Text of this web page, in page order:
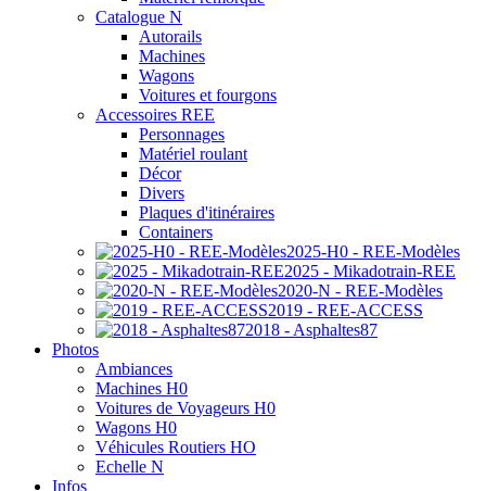
Catalogue N
Autorails
Machines
Wagons
Voitures et fourgons
Accessoires REE
Personnages
Matériel roulant
Décor
Divers
Plaques d'itinéraires
Containers
2025-H0 - REE-Modèles
2025 - Mikadotrain-REE
2020-N - REE-Modèles
2019 - REE-ACCESS
2018 - Asphaltes87
Photos
Ambiances
Machines H0
Voitures de Voyageurs H0
Wagons H0
Véhicules Routiers HO
Echelle N
Infos